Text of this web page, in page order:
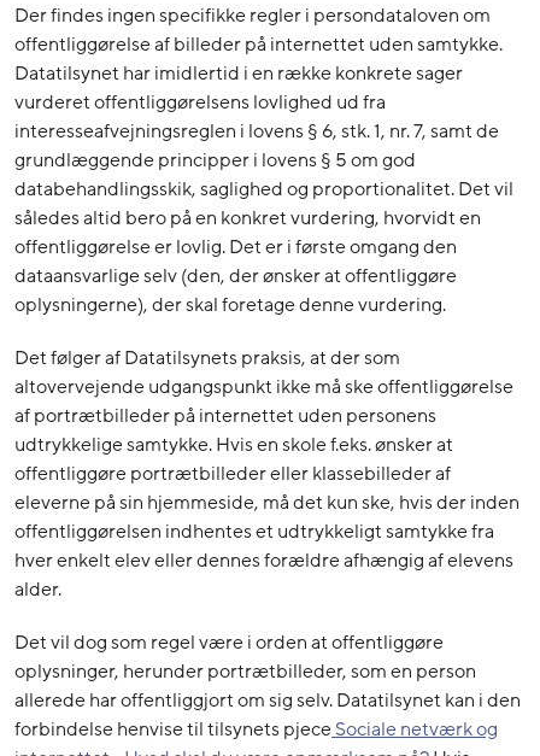
Der findes ingen specifikke regler i persondataloven om
offentliggørelse af billeder på internettet uden samtykke.
Datatilsynet har imidlertid i en række konkrete sager
vurderet offentliggørelsens lovlighed ud fra
interesseafvejningsreglen i lovens § 6, stk. 1, nr. 7, samt de
grundlæggende principper i lovens § 5 om god
databehandlingsskik, saglighed og proportionalitet. Det vil
således altid bero på en konkret vurdering, hvorvidt en
offentliggørelse er lovlig. Det er i første omgang den
dataansvarlige selv (den, der ønsker at offentliggøre
oplysningerne), der skal foretage denne vurdering.
Det følger af Datatilsynets praksis, at der som
altovervejende udgangspunkt ikke må ske offentliggørelse
af portrætbilleder på internettet uden personens
udtrykkelige samtykke. Hvis en skole f.eks. ønsker at
offentliggøre portrætbilleder eller klassebilleder af
eleverne på sin hjemmeside, må det kun ske, hvis der inden
offentliggørelsen indhentes et udtrykkeligt samtykke fra
hver enkelt elev eller dennes forældre afhængig af elevens
alder.
Det vil dog som regel være i orden at offentliggøre
oplysninger, herunder portrætbilleder, som en person
allerede har offentliggjort om sig selv. Datatilsynet kan i den
forbindelse henvise til tilsynets pjeceSociale netværk og